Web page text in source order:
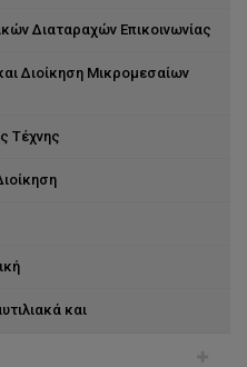
Διαταραχών Επικοινωνίας
Διοίκηση Μικρομεσαίων
Τέχνης
και